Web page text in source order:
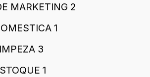
MARKETING 2
1
3
1